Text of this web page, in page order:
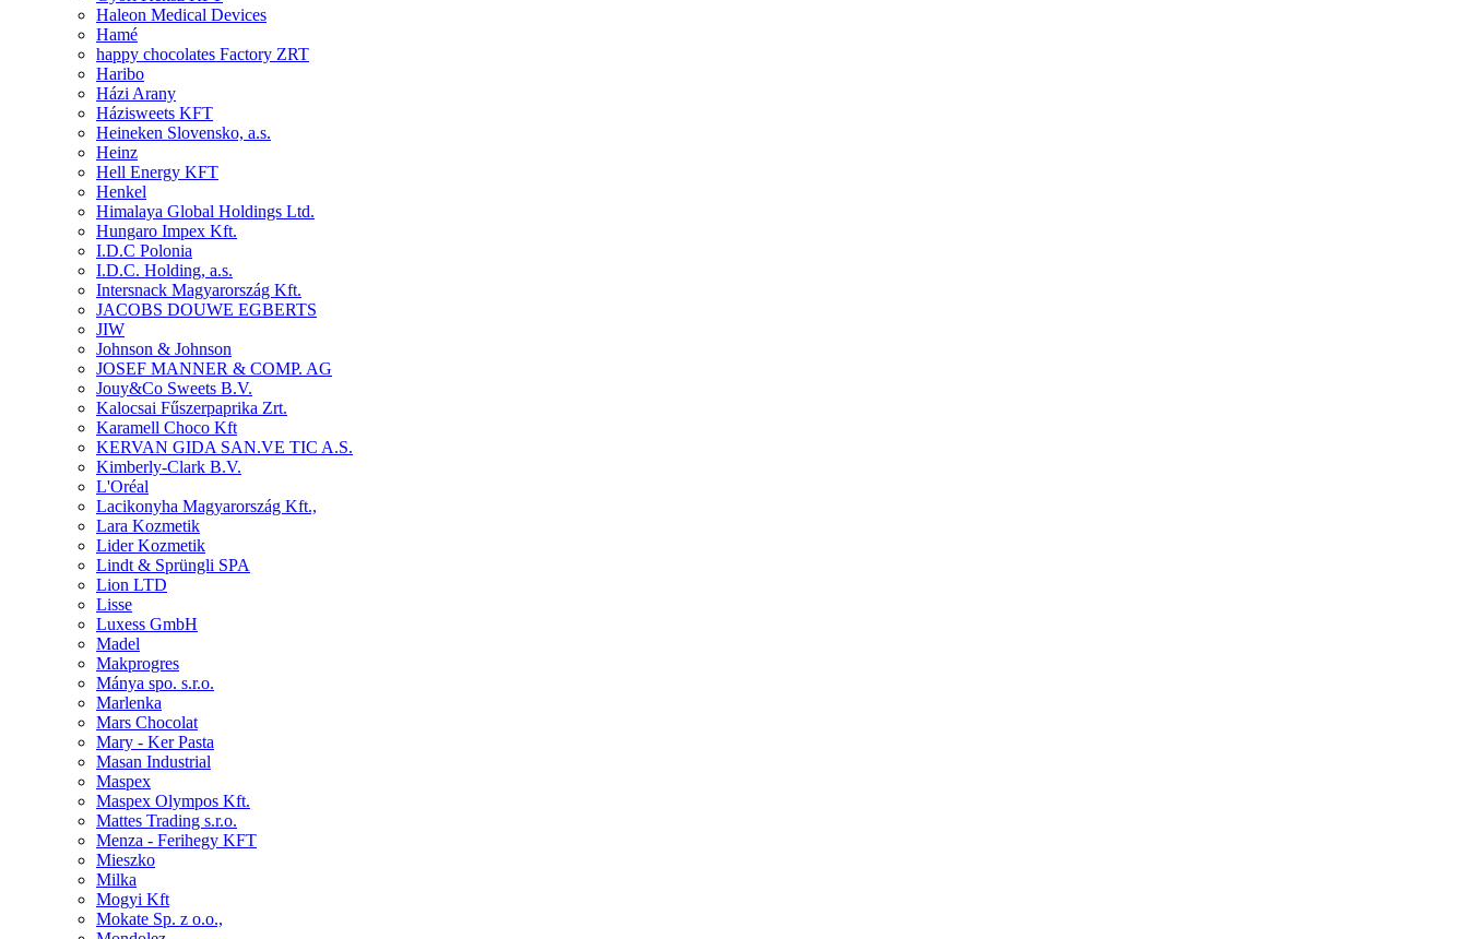
Haleon Medical Devices
Hamé
happy chocolates Factory ZRT
Haribo
Házi Arany
Házisweets KFT
Heineken Slovensko, a.s.
Heinz
Hell Energy KFT
Henkel
Himalaya Global Holdings Ltd.
Hungaro Impex Kft.
I.D.C Polonia
I.D.C. Holding, a.s.
Intersnack Magyarország Kft.
JACOBS DOUWE EGBERTS
JIW
Johnson & Johnson
JOSEF MANNER & COMP. AG
Jouy&Co Sweets B.V.
Kalocsai Fűszerpaprika Zrt.
Karamell Choco Kft
KERVAN GIDA SAN.VE TIC A.S.
Kimberly-Clark B.V.
L'Oréal
Lacikonyha Magyarország Kft.,
Lara Kozmetik
Lider Kozmetik
Lindt & Sprüngli SPA
Lion LTD
Lisse
Luxess GmbH
Madel
Makprogres
Mánya spo. s.r.o.
Marlenka
Mars Chocolat
Mary - Ker Pasta
Masan Industrial
Maspex
Maspex Olympos Kft.
Mattes Trading s.r.o.
Menza - Ferihegy KFT
Mieszko
Milka
Mogyi Kft
Mokate Sp. z o.o.,